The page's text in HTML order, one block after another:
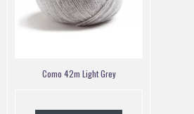
Como 42m Light Grey